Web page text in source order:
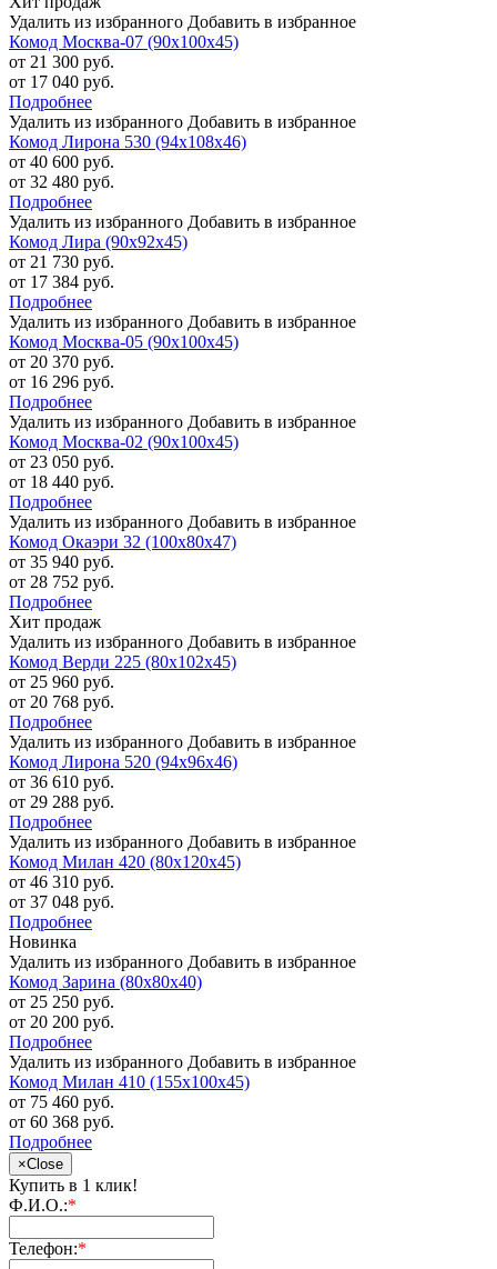
Удалить из избранного Добавить в избранное
Комод Москва-07 (90х100х45)
от 21 300 руб.
от 17 040 руб.
Подробнее
Удалить из избранного Добавить в избранное
Комод Лирона 530 (94х108х46)
от 40 600 руб.
от 32 480 руб.
Подробнее
Удалить из избранного Добавить в избранное
Комод Лира (90х92х45)
от 21 730 руб.
от 17 384 руб.
Подробнее
Удалить из избранного Добавить в избранное
Комод Москва-05 (90х100х45)
от 20 370 руб.
от 16 296 руб.
Подробнее
Удалить из избранного Добавить в избранное
Комод Москва-02 (90х100х45)
от 23 050 руб.
от 18 440 руб.
Подробнее
Удалить из избранного Добавить в избранное
Комод Окаэри 32 (100х80х47)
от 35 940 руб.
от 28 752 руб.
Подробнее
Хит продаж
Удалить из избранного Добавить в избранное
Комод Верди 225 (80х102х45)
от 25 960 руб.
от 20 768 руб.
Подробнее
Удалить из избранного Добавить в избранное
Комод Лирона 520 (94х96х46)
от 36 610 руб.
от 29 288 руб.
Подробнее
Удалить из избранного Добавить в избранное
Комод Милан 420 (80х120х45)
от 46 310 руб.
от 37 048 руб.
Подробнее
Новинка
Удалить из избранного Добавить в избранное
Комод Зарина (80х80х40)
от 25 250 руб.
от 20 200 руб.
Подробнее
Удалить из избранного Добавить в избранное
Комод Милан 410 (155х100х45)
от 75 460 руб.
от 60 368 руб.
Подробнее
×Close
Купить в 1 клик!
Ф.И.О.:*
Телефон:*